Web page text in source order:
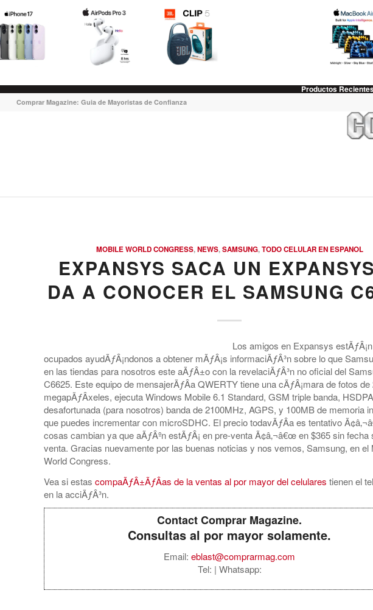
Productos
Comprar Magazine: Guia de Mayoristas de Confianza
MOBILE WORLD CONGRESS,NEWS,SAMSUNG,TODO CELULAR EN ESPANOL
EXPANSYS SACA UN
DA A CONOCER EL SAMSUNG
Los amigos en Expansys
ocupados ayudÃƒÂ¡ndonos a obtener mÃƒÂ¡s informaciÃƒÂ³n sobre lo que
en las tiendas para nosotros este aÃƒÂ±o con la revelaciÃƒÂ³n no oficial del
C6625. Este equipo de mensajerÃƒÂ­a QWERTY tiene una cÃƒÂ¡mara de fotos de
megapÃƒÂ­xeles, ejecuta Windows Mobile 6.1 Standard, GSM triple banda,
desafortunada (para nosotros) banda de 2100MHz, AGPS, y 100MB de memoria
que puedes incrementar con microSDHC. El precio todavÃƒÂ­a es tentativo
cosas cambian ya que aÃƒÂºn estÃƒÂ¡ en pre-venta Ã¢â‚¬â€œ en $365 sin fecha
venta. Gracias nuevamente por las buenas noticias y nos vemos, Samsung, en el
World Congress.
Vea si estas compaÃƒÂ±ÃƒÂ­as de la ventas al por mayor del celulares tienen el
en la acciÃƒÂ³n.
Contact Comprar Magazine.
Consultas al por mayor solamente.
Email: eblast@comprarmag.com
Tel: | Whatsapp: